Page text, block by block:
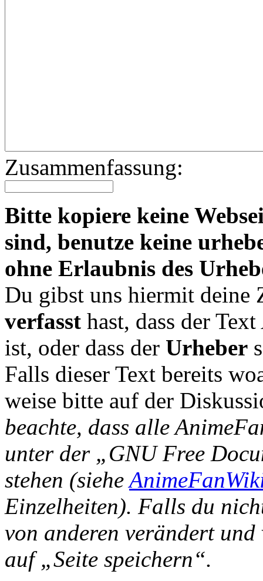
Zusammenfassung:
Bitte kopiere keine
sind, benutze keine
ohne Erlaubnis des
Du gibst uns hiermit deine
verfasst hast, dass der
ist, oder dass der Urheber
Falls dieser Text bereits
weise bitte auf der
beachte, dass alle
unter der „GNU Free
stehen (siehe
Einzelheiten). Falls du
von anderen verändert
auf „Seite speichern“.